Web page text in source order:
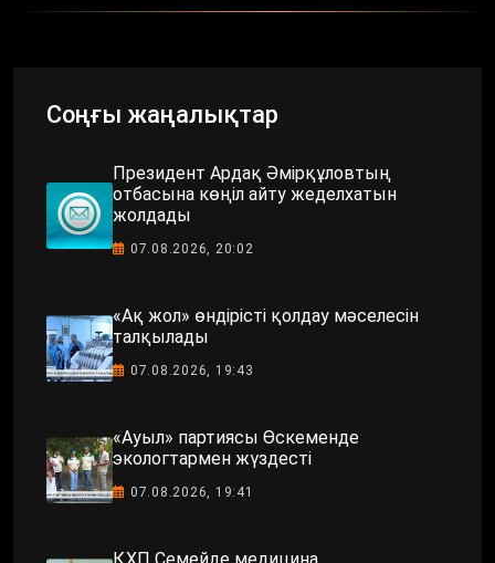
Соңғы жаңалықтар
Президент Ардақ Әмірқұловтың
отбасына көңіл айту жеделхатын
жолдады
07.08.2026, 20:02
«Ақ жол» өндірісті қолдау мәселесін
талқылады
07.08.2026, 19:43
«Ауыл» партиясы Өскеменде
экологтармен жүздесті
07.08.2026, 19:41
ҚХП Семейде медицина